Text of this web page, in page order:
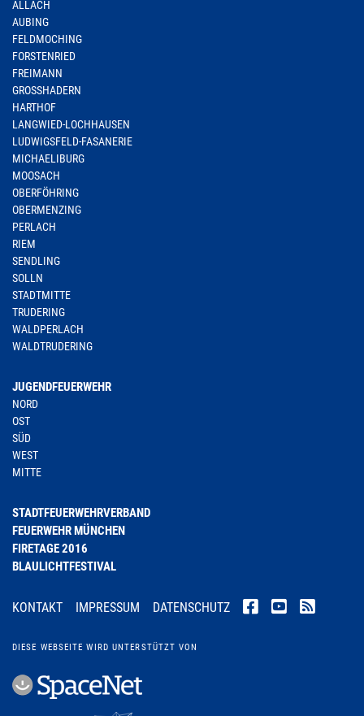
ALLACH
AUBING
FELDMOCHING
FORSTENRIED
FREIMANN
GROSSHADERN
HARTHOF
LANGWIED-LOCHHAUSEN
LUDWIGSFELD-FASANERIE
MICHAELIBURG
MOOSACH
OBERFÖHRING
OBERMENZING
PERLACH
RIEM
SENDLING
SOLLN
STADTMITTE
TRUDERING
WALDPERLACH
WALDTRUDERING
JUGENDFEUERWEHR
NORD
OST
SÜD
WEST
MITTE
STADTFEUERWEHRVERBAND
FEUERWEHR MÜNCHEN
FIRETAGE 2016
BLAULICHTFESTIVAL
KONTAKT IMPRESSUM DATENSCHUTZ
DIESE WEBSEITE WIRD UNTERSTÜTZT VON